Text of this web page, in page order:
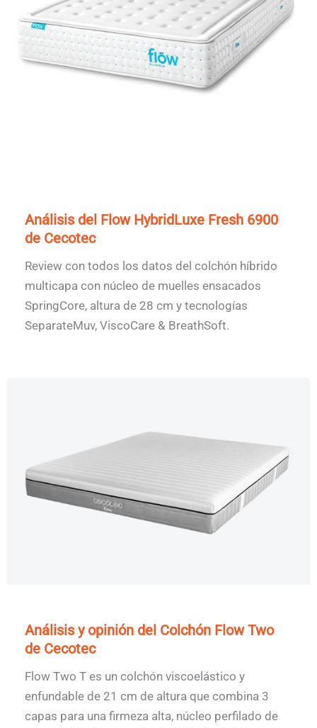
Análisis del Flow HybridLuxe Fresh 6900
de Cecotec
Review con todos los datos del colchón híbrido
multicapa con núcleo de muelles ensacados
SpringCore, altura de 28 cm y tecnologías
SeparateMuv, ViscoCare & BreathSoft.
Análisis y opinión del Colchón Flow Two
de Cecotec
Flow Two T es un colchón viscoelástico y
enfundable de 21 cm de altura que combina 3
capas para una firmeza alta, núcleo perfilado de